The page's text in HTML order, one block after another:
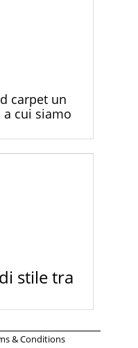
carpet un
a cui siamo
alla consegna
è stata la
stile tra
& Conditions